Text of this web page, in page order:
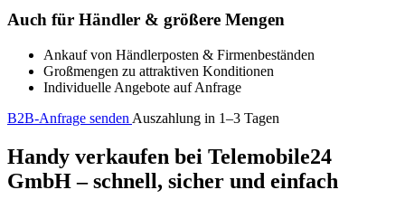
Auch für Händler & größere Mengen
Ankauf von Händlerposten & Firmenbeständen
Großmengen zu attraktiven Konditionen
Individuelle Angebote auf Anfrage
B2B-Anfrage senden Auszahlung in 1–3 Tagen
Handy verkaufen bei Telemobile24
GmbH – schnell, sicher und einfach